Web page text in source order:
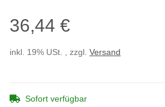
36,44 €
inkl. 19% USt. , zzgl. Versand
Sofort verfügbar